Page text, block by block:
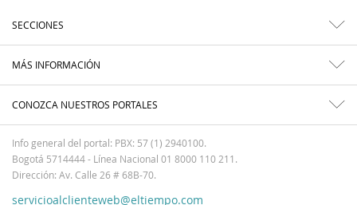
SECCIONES
MÁS INFORMACIÓN
CONOZCA NUESTROS PORTALES
Info general del portal: PBX: 57 (1) 2940100.
Bogotá 5714444 - Línea Nacional 01 8000 110 211.
Dirección: Av. Calle 26 # 68B-70.
servicioalclienteweb@eltiempo.com